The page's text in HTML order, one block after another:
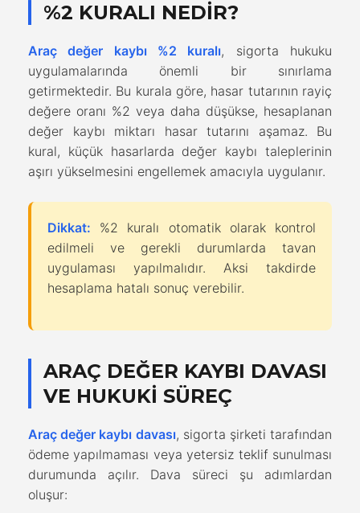
%2 KURALI NEDIR?
Araç değer kaybı %2 kuralı, sigorta hukuku
uygulamalarında önemli bir sınırlama
getirmektedir. Bu kurala göre, hasar tutarının rayiç
değere oranı %2 veya daha düşükse, hesaplanan
değer kaybı miktarı hasar tutarını aşamaz. Bu
kural, küçük hasarlarda değer kaybı taleplerinin
aşırı yükselmesini engellemek amacıyla uygulanır.
Dikkat: %2 kuralı otomatik olarak kontrol
edilmeli ve gerekli durumlarda tavan
uygulaması yapılmalıdır. Aksi takdirde
hesaplama hatalı sonuç verebilir.
ARAÇ DEĞER KAYBI DAVASI
VE HUKUKI SÜREÇ
Araç değer kaybı davası, sigorta şirketi tarafından
ödeme yapılmaması veya yetersiz teklif sunulması
durumunda açılır. Dava süreci şu adımlardan
oluşur: